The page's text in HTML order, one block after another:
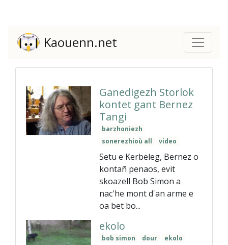
Kaouenn.net
Ganedigezh Storlok
kontet gant Bernez
Tangi
barzhoniezh
sonerezhioù all
video
Setu e Kerbeleg, Bernez o
kontañ penaos, evit
skoazell Bob Simon a
nac'he mont d'an arme e
oa bet bo...
ekolo
bob simon dour
ekolo